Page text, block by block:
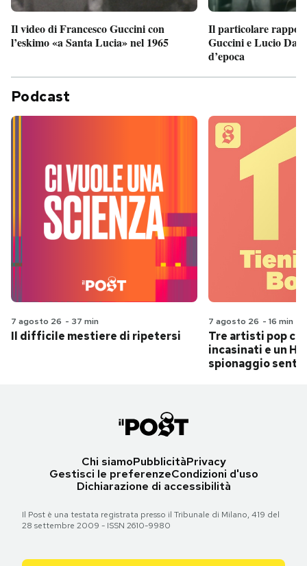
Il video di Francesco Guccini con
l’eskimo «a Santa Lucia» nel 1965
Il particolare
Guccini e Lucio
d’epoca
Podcast
7 agosto 26 - 37 min
Il difficile mestiere di ripetersi
7 agosto 26 - 16 min
Tre artisti pop
incasinati e un
spionaggio
Chi siamoPubblicitàPrivacy
Gestisci le preferenzeCondizioni d'uso
Dichiarazione di accessibilità
Il Post è una testata registrata presso il Tribunale di Milano, 419 del
28 settembre 2009 - ISSN 2610-9980